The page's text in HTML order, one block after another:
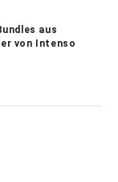
aus
von Intenso